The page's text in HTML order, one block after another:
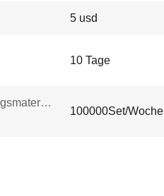
5 usd
10 Tage
100000Set/Woche